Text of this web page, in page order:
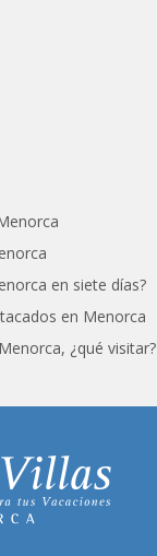
en siete días?
en Menorca
¿qué visitar?